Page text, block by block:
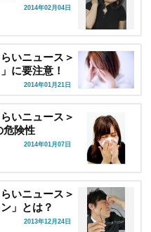
2014年02月04日
いニュース＞
に要注意！
2014年01月21日
いニュース＞
危険性
2014年01月07日
いニュース＞
」とは？
2013年12月24日